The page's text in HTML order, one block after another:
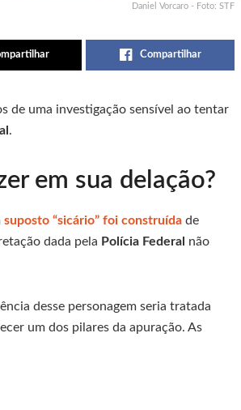
Daniel Vorcaro - Foto: STF
Compartilhar
de uma investigação sensível ao tentar
.
em sua delação?
suposto “sicário” foi construída de
dada pela Polícia Federal não
desse personagem seria tratada
um dos pilares da apuração. As